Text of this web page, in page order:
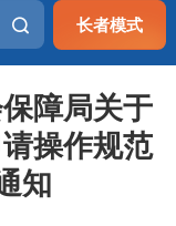
长者模式
障局关于
操作规范
知